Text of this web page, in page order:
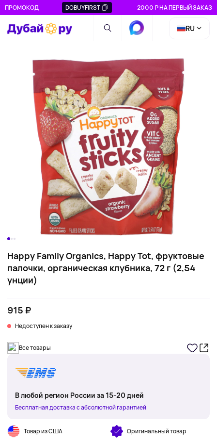
ПРОМОКОД DOBUYFIRST -2000 ₽ НА ПЕРВЫЙ ЗАКАЗ
RU
Happy Family Organics, Happy Tot, фруктовые
палочки, органическая клубника, 72 г (2,54
унции)
915 ₽
Недоступен к заказу
Все товары
В любой регион России за 15-20 дней
Бесплатная доставка с абсолютной гарантией
Товар из США Оригинальный товар